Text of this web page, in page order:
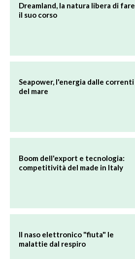
Dreamland, la natura libera di fare
il suo corso
Seapower, l'energia dalle correnti
del mare
Boom dell'export e tecnologia:
competitività del made in Italy
Il naso elettronico "fiuta" le
malattie dal respiro